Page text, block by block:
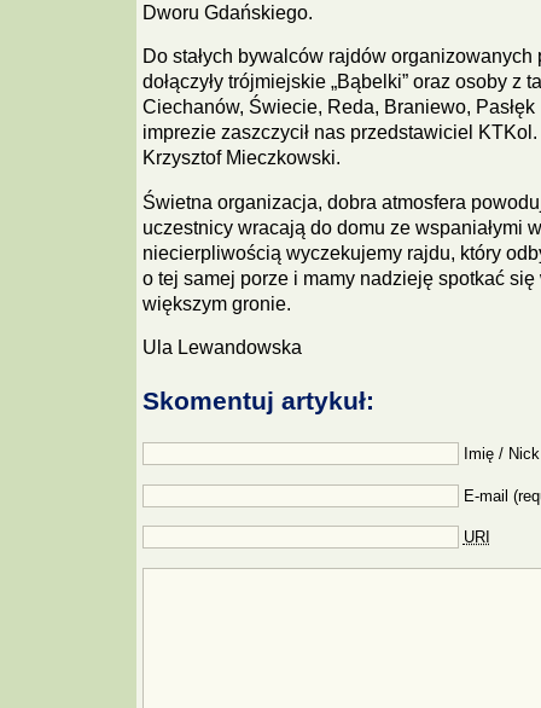
Dworu Gdańskiego.
Do stałych bywalców rajdów
dołączyły trójmiejskie „Bąbelki” oraz osoby z
Ciechanów, Świecie, Reda, Braniewo, Pasłęk
imprezie zaszczycił nas przedstawiciel
Krzysztof Mieczkowski.
Świetna organizacja, dobra atmosfera
uczestnicy wracają do domu ze wspaniałymi
niecierpliwością wyczekujemy rajdu, który
o tej samej porze i mamy nadzieję spotkać się
większym gronie.
Ula Lewandowska
Skomentuj artykuł:
Imię /
E-mail
URI